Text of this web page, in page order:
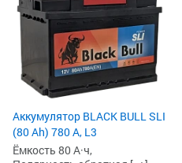
Аккумулятор BLACK BULL SLI
(80 Ah) 780 А, L3
Ёмкость 80 А·ч,